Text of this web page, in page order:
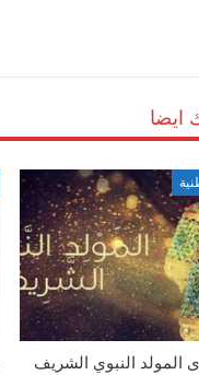
ايضا
المولد النبوي الشريف